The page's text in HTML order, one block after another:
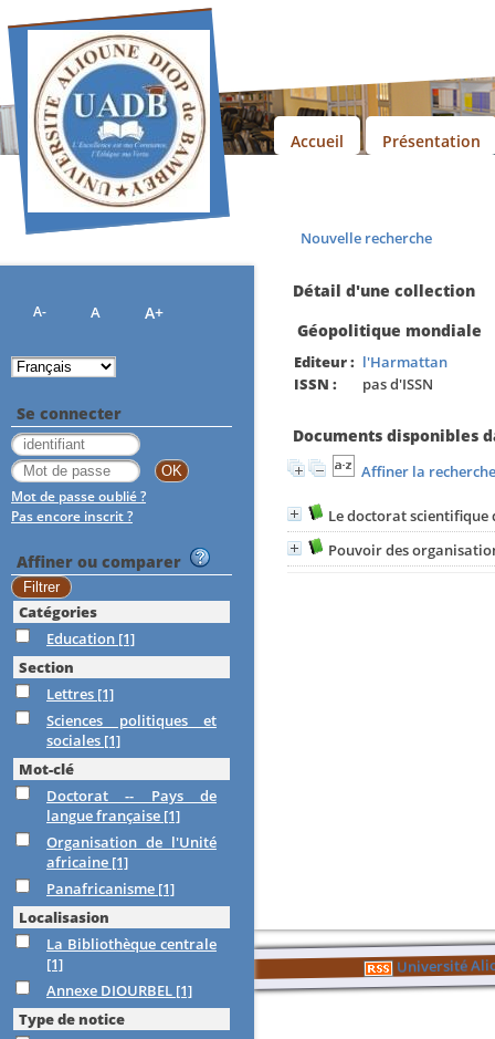
Nouvelle recherche
Détail d'une collection
Géopolitique mondiale
Editeur : l'Harmattan
ISSN :
pas d'ISSN
Documents disponibles
Affiner la recherche
Le doctorat scientifique
Pouvoir des
Université
Accueil Présentation
A- A A+
Se connecter
Mot de passe oublié ?
Pas encore inscrit ?
Affiner ou comparer
Catégories
Education [1]
Section
Lettres [1]
Sciences politiques et
sociales [1]
Mot-clé
Doctorat -- Pays de
langue française [1]
Organisation de l'Unité
africaine [1]
Panafricanisme [1]
Localisasion
La Bibliothèque centrale
[1]
Annexe DIOURBEL [1]
Type de notice